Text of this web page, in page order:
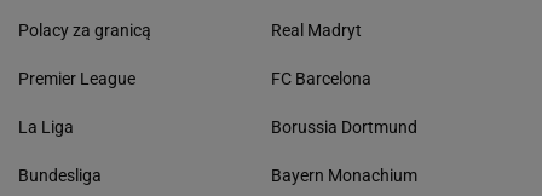
Polacy za granicą
Premier League
La Liga
Bundesliga
Real Madryt
FC Barcelona
Borussia Dortmund
Bayern Monachium